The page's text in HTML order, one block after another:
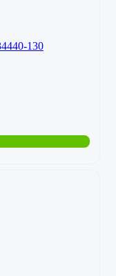
130